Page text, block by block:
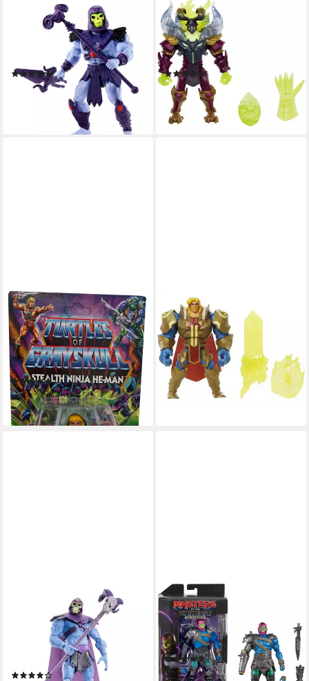
MATTEL®
Actionfigur Masters of the
Universe Origins, Wave 9:
Skeletor 200X
(5)
ab 13,55 € 16,90 €
lieferbar - in 4-5 Werktagen bei dir
MATTEL®
Actionfigur UNO - Masters of
the Universe, inklusive
Handschuh & Schild
(1)
ab 11,99 €
lieferbar - in 2-3 Werktagen bei dir
MATTEL®
Actionfigur Turtles Of
Grayskull Stealth Ninja He-
Man Masters Of The
Universe, bew
(3)
ab 19,95 €
lieferbar - in 3-4 Werktagen bei dir
MATTEL®
Actionfigur Masters of the
Universe Actionfigur - He-
Man (15cm), inklusive
Schwert & Schild
ab 11,99 €
lieferbar - in 2-3 Werktagen bei dir
Actionfigur Masters of the
Universe: Revelation
Masterverse 2021 Skeletor
(4)
MATTEL®
Actionfigur Masters of the
Universe, Chronicles Trap-
Jaw
(3)
ab 26,59 € UVP 32,99 €